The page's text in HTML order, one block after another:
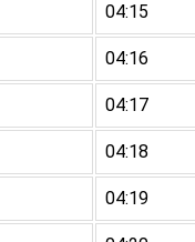
04:15
04:16
04:17
04:18
04:19